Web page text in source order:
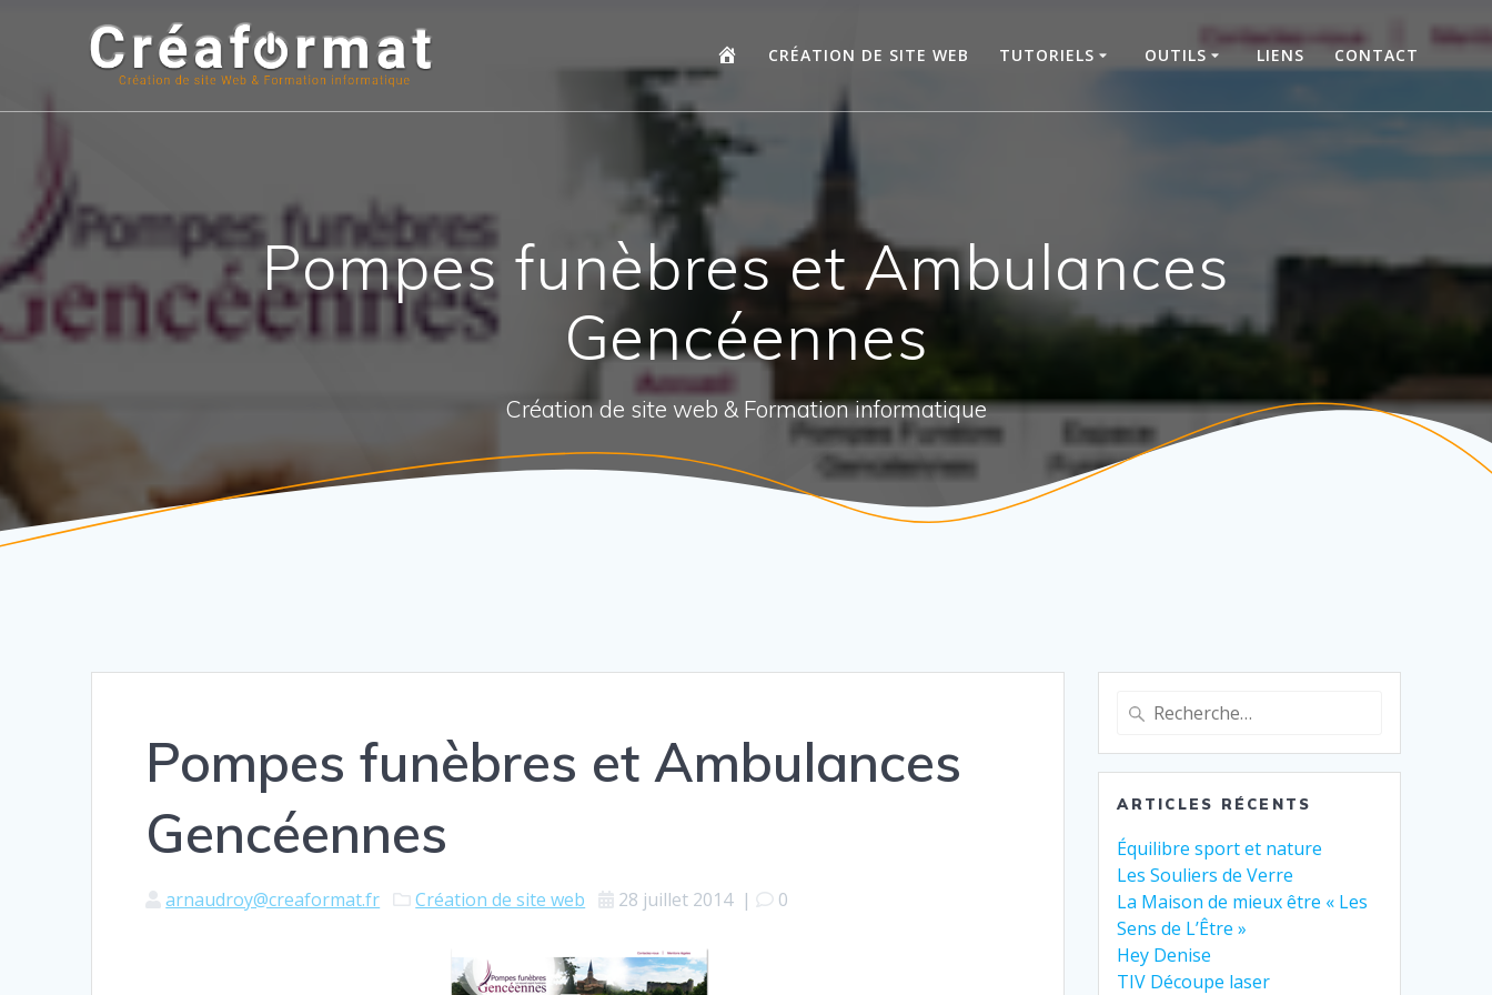
CRÉATION DE SITE WEB TUTORIELS OUTILS LIENS CONTACT
Pompes funèbres et Ambulances
Gencéennes
Création de site web & Formation informatique
Pompes funèbres et Ambulances
Gencéennes
arnaudroy@creaformat.fr Création de site web 28 juillet 2014| 0
ARTICLES RÉCENTS
Équilibre sport et nature
Les Souliers de Verre
La Maison de mieux être « Les
Sens de L’Être »
Hey Denise
TIV Découpe laser